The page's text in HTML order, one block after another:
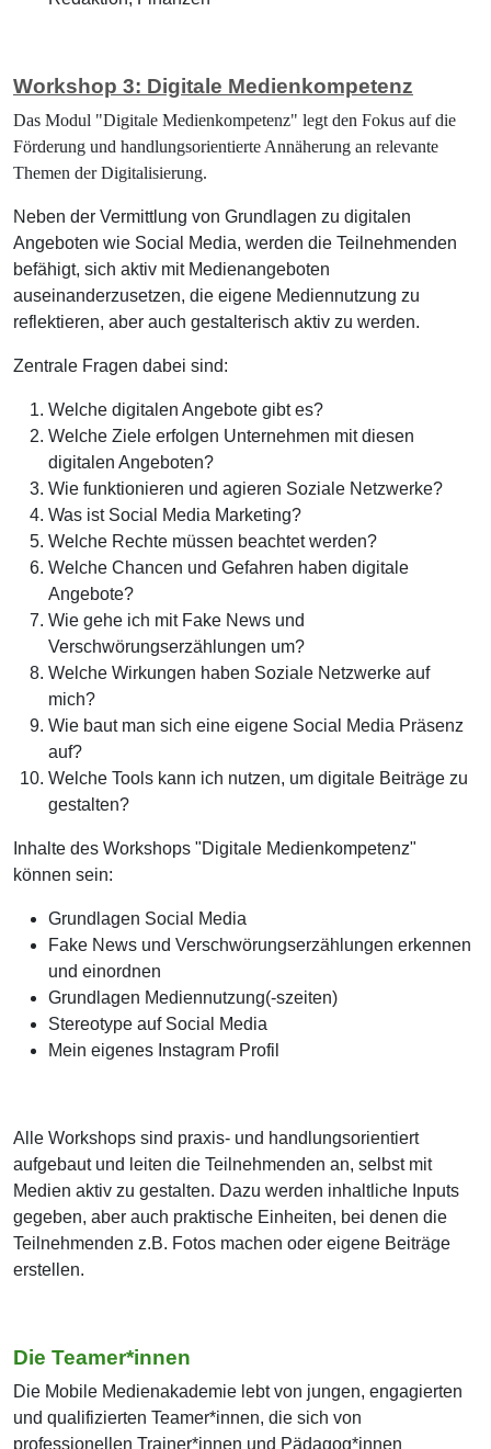
Workshop 3: Digitale Medienkompetenz
Das Modul "Digitale Medienkompetenz" legt den Fokus auf die
Förderung und handlungsorientierte Annäherung an relevante
Themen der Digitalisierung.
Neben der Vermittlung von Grundlagen zu digitalen
Angeboten wie Social Media, werden die Teilnehmenden
befähigt, sich aktiv mit Medienangeboten
auseinanderzusetzen, die eigene Mediennutzung zu
reflektieren, aber auch gestalterisch aktiv zu werden.
Zentrale Fragen dabei sind:
Welche digitalen Angebote gibt es?
Welche Ziele erfolgen Unternehmen mit diesen
digitalen Angeboten?
Wie funktionieren und agieren Soziale Netzwerke?
Was ist Social Media Marketing?
Welche Rechte müssen beachtet werden?
Welche Chancen und Gefahren haben digitale
Angebote?
Wie gehe ich mit Fake News und
Verschwörungserzählungen um?
Welche Wirkungen haben Soziale Netzwerke auf
mich?
Wie baut man sich eine eigene Social Media Präsenz
auf?
Welche Tools kann ich nutzen, um digitale Beiträge zu
gestalten?
Inhalte des Workshops "Digitale Medienkompetenz"
können sein:
Grundlagen Social Media
Fake News und Verschwörungserzählungen erkennen
und einordnen
Grundlagen Mediennutzung(-szeiten)
Stereotype auf Social Media
Mein eigenes Instagram Profil
Alle Workshops sind praxis- und handlungsorientiert
aufgebaut und leiten die Teilnehmenden an, selbst mit
Medien aktiv zu gestalten. Dazu werden inhaltliche Inputs
gegeben, aber auch praktische Einheiten, bei denen die
Teilnehmenden z.B. Fotos machen oder eigene Beiträge
erstellen.
Die Teamer*innen
Die Mobile Medienakademie lebt von jungen, engagierten
und qualifizierten Teamer*innen, die sich von
professionellen Trainer*innen und Pädagog*innen